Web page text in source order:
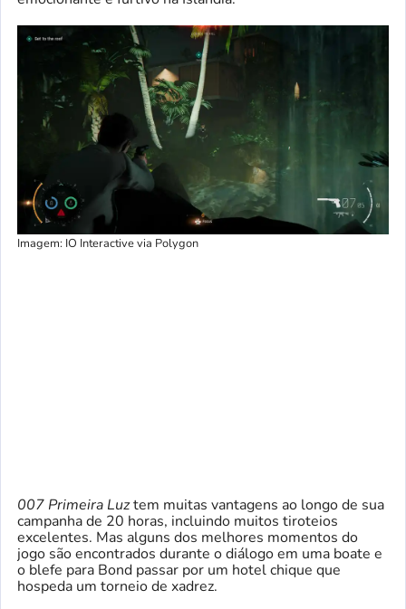
Imagem: IO Interactive via Polygon
007 Primeira Luztem muitas vantagens ao longo de sua
campanha de 20 horas, incluindo muitos tiroteios
excelentes. Mas alguns dos melhores momentos do
jogo são encontrados durante o diálogo em uma boate e
o blefe para Bond passar por um hotel chique que
hospeda um torneio de xadrez.